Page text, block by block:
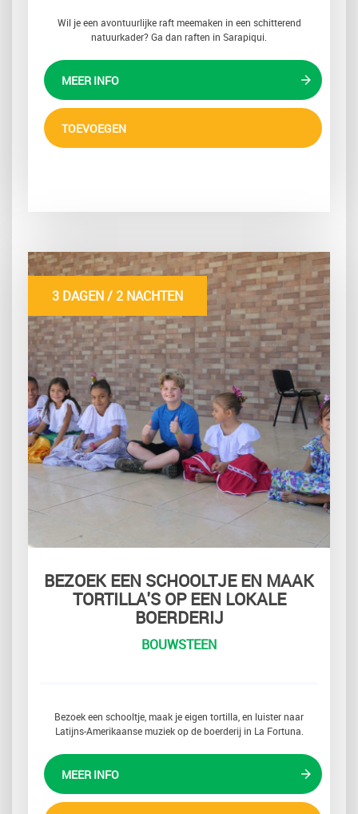
Wil je een avontuurlijke raft meemaken in een schitterend
natuurkader? Ga dan raften in Sarapiqui.
MEER INFO
TOEVOEGEN
3 DAGEN / 2 NACHTEN
BEZOEK EEN SCHOOLTJE EN MAAK
TORTILLA'S OP EEN LOKALE
BOERDERIJ
BOUWSTEEN
Bezoek een schooltje, maak je eigen tortilla, en luister naar
Latijns-Amerikaanse muziek op de boerderij in La Fortuna.
MEER INFO